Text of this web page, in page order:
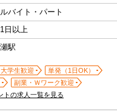
バイト・パート
日以上
駅
大学生歓迎
単発（1日OK）
副業・Ｗワーク歓迎
トの求人一覧を見る